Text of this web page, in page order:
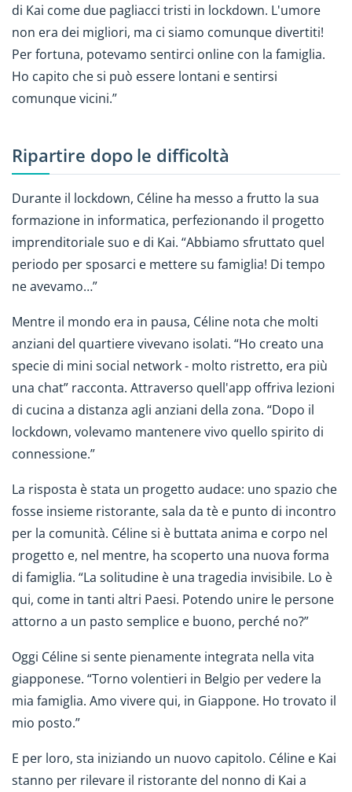
di Kai come due pagliacci tristi in lockdown. L'umore
non era dei migliori, ma ci siamo comunque divertiti!
Per fortuna, potevamo sentirci online con la famiglia.
Ho capito che si può essere lontani e sentirsi
comunque vicini.”
Ripartire dopo le difficoltà
Durante il lockdown, Céline ha messo a frutto la sua
formazione in informatica, perfezionando il progetto
imprenditoriale suo e di Kai. “Abbiamo sfruttato quel
periodo per sposarci e mettere su famiglia! Di tempo
ne avevamo…”
Mentre il mondo era in pausa, Céline nota che molti
anziani del quartiere vivevano isolati. “Ho creato una
specie di mini social network - molto ristretto, era più
una chat” racconta. Attraverso quell'app offriva lezioni
di cucina a distanza agli anziani della zona. “Dopo il
lockdown, volevamo mantenere vivo quello spirito di
connessione.”
La risposta è stata un progetto audace: uno spazio che
fosse insieme ristorante, sala da tè e punto di incontro
per la comunità. Céline si è buttata anima e corpo nel
progetto e, nel mentre, ha scoperto una nuova forma
di famiglia. “La solitudine è una tragedia invisibile. Lo è
qui, come in tanti altri Paesi. Potendo unire le persone
attorno a un pasto semplice e buono, perché no?”
Oggi Céline si sente pienamente integrata nella vita
giapponese. “Torno volentieri in Belgio per vedere la
mia famiglia. Amo vivere qui, in Giappone. Ho trovato il
mio posto.”
E per loro, sta iniziando un nuovo capitolo. Céline e Kai
stanno per rilevare il ristorante del nonno di Kai a